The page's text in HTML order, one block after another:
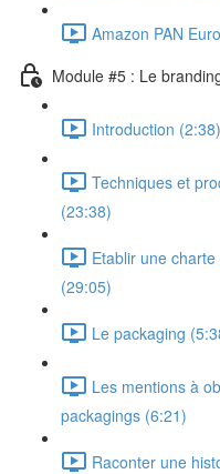
Amazon PAN
Module #5 : Le
Introduction (2:38)
Techniques et
(23:38)
Etablir une
(29:05)
Le packaging
Les mentions à
packagings (6:21)
Raconter une